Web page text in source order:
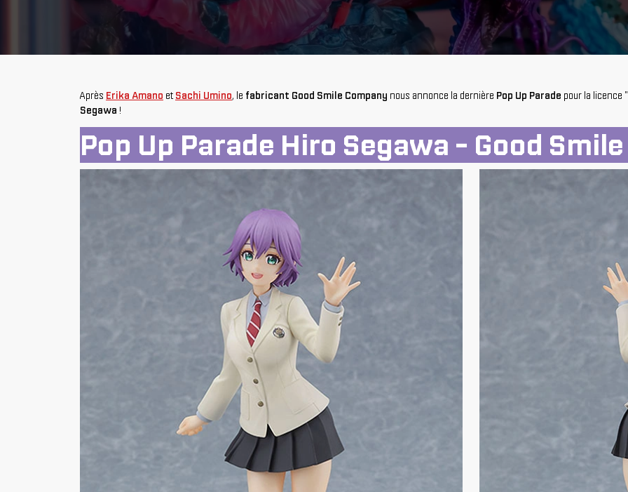
Après Erika Amano et Sachi Umino, le fabricant Good Smile Company nous annonce la dernière Pop Up Parade pour la licence "
Segawa !
Pop Up Parade Hiro Segawa - Good